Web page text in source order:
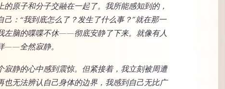
原子和分子交融在一起了。我所能感知到的，
：“我到底怎么了？发生了什么事？”就在那一
脑的喋喋不休——彻底安静了下来。就像有人
——全然寂静。
寂静的心中感到震惊。但紧接着，我立刻被周遭
也无法辨认自己身体的边界，我感到自己无比广